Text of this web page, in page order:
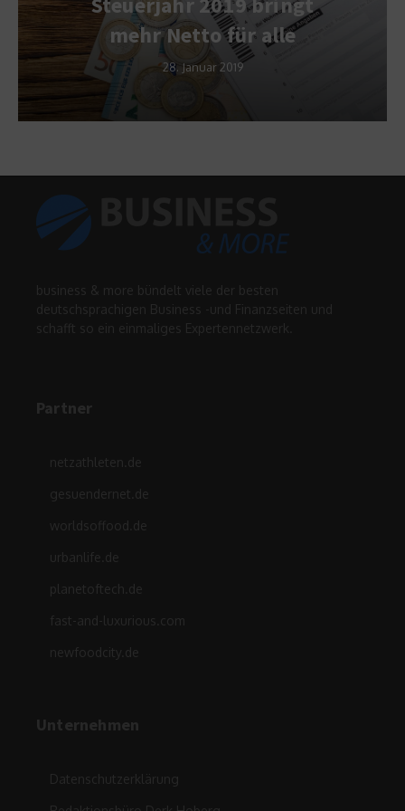
mehr Netto für alle
28. Januar 2019
business & more bündelt viele der besten
deutschsprachigen Business -und Finanzseiten und
schafft so ein einmaliges Expertennetzwerk.
Partner
netzathleten.de
gesuendernet.de
worldsoffood.de
urbanlife.de
planetoftech.de
fast-and-luxurious.com
newfoodcity.de
Unternehmen
Datenschutzerklärung